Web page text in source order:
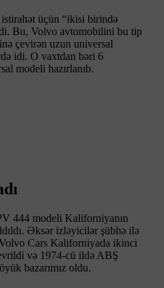
üçün “ikisi birində
Bu, Volvo avtomobilini bu tip
çevirən uzun universal
idi. O vaxtdan bəri 6
modeli hazırlanıb.
444 modeli Kaliforniyanın
Əksər izləyicilər şübhə ilə
Cars Kaliforniyada ikinci
və 1974-cü ildə ABŞ
bazarımız oldu.